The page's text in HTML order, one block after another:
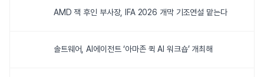
AMD 잭 후인 부사장, IFA 2026 개막 기조연설 맡는다
솔트웨어, AI에이전트 ‘아마존 퀵 AI 워크숍’ 개최해